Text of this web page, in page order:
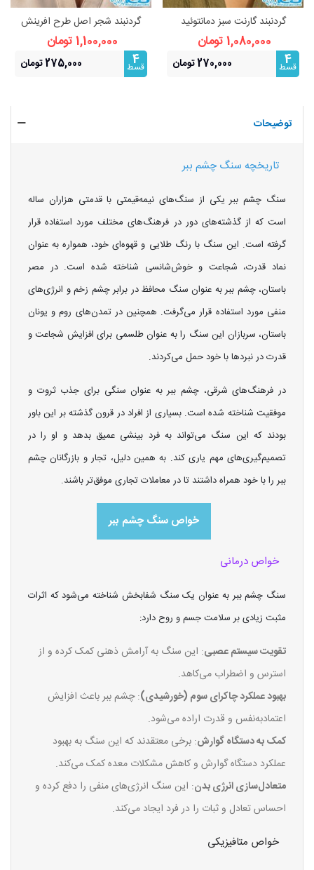
گردنبند گارنت سبز دمانتوئید
(بازنجیراستیل)
1,080,000 تومان
4
قسط 270,000 تومان
گردنبند شجر اصل طرح افرینش
(بازنجیراستیل) | نماد رشد و
فراوانی1,100,000 تومان
4
قسط 275,000 تومان
توضیحات
تاریخچه سنگ چشم ببر
سنگ چشم ببر یکی از سنگ‌های نیمه‌قیمتی با قدمتی هزاران ساله
است که از گذشته‌های دور در فرهنگ‌های مختلف مورد استفاده قرار
گرفته است. این سنگ با رنگ طلایی و قهوه‌ای خود، همواره به عنوان
نماد قدرت، شجاعت و خوش‌شانسی شناخته شده است. در مصر
باستان، چشم ببر به عنوان سنگ محافظ در برابر چشم زخم و انرژی‌های
منفی مورد استفاده قرار می‌گرفت. همچنین در تمدن‌های روم و یونان
باستان، سربازان این سنگ را به عنوان طلسمی برای افزایش شجاعت و
قدرت در نبردها با خود حمل می‌کردند.
در فرهنگ‌های شرقی، چشم ببر به عنوان سنگی برای جذب ثروت و
موفقیت شناخته شده است. بسیاری از افراد در قرون گذشته بر این باور
بودند که این سنگ می‌تواند به فرد بینشی عمیق بدهد و او را در
تصمیم‌گیری‌های مهم یاری کند. به همین دلیل، تجار و بازرگانان چشم
ببر را با خود همراه داشتند تا در معاملات تجاری موفق‌تر باشند.
خواص سنگ چشم ببر
خواص درمانی
سنگ چشم ببر به عنوان یک سنگ شفابخش شناخته می‌شود که اثرات
مثبت زیادی بر سلامت جسم و روح دارد:
تقویت سیستم عصبی: این سنگ به آرامش ذهنی کمک کرده و از
استرس و اضطراب می‌کاهد.
بهبود عملکرد چاکرای سوم (خورشیدی): چشم ببر باعث افزایش
اعتمادبه‌نفس و قدرت اراده می‌شود.
کمک به دستگاه گوارش: برخی معتقدند که این سنگ به بهبود
عملکرد دستگاه گوارش و کاهش مشکلات معده کمک می‌کند.
متعادل‌سازی انرژی بدن: این سنگ انرژی‌های منفی را دفع کرده و
احساس تعادل و ثبات را در فرد ایجاد می‌کند.
خواص متافیزیکی